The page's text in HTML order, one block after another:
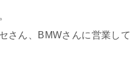
さん、BMWさんに営業して